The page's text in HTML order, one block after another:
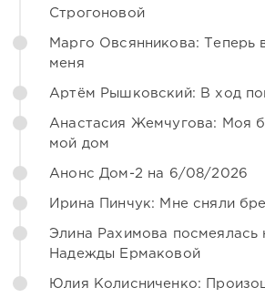
Строгоновой
Марго Овсянникова: Теперь
меня
Артём Рышковский: В ход
Анастасия Жемчугова: Моя
мой дом
Анонс Дом-2 на 6/08/2026
Ирина Пинчук: Мне сняли
Элина Рахимова посмеялась
Надежды Ермаковой
Юлия Колисниченко: